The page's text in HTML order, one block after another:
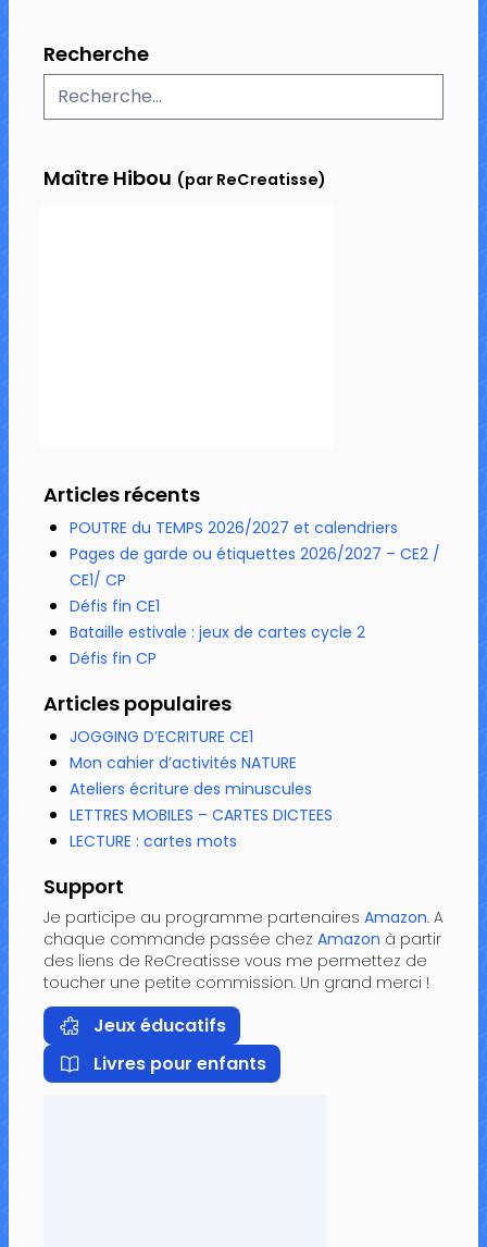
Recherche
Maître Hibou (par ReCreatisse)
Articles récents
POUTRE du TEMPS 2026/2027 et calendriers
Pages de garde ou étiquettes 2026/2027 – CE2 /
CE1/ CP
Défis fin CE1
Bataille estivale : jeux de cartes cycle 2
Défis fin CP
Articles populaires
JOGGING D’ECRITURE CE1
Mon cahier d’activités NATURE
Ateliers écriture des minuscules
LETTRES MOBILES – CARTES DICTEES
LECTURE : cartes mots
Support
Je participe au programme partenaires Amazon. A
chaque commande passée chez Amazon à partir
des liens de ReCreatisse vous me permettez de
toucher une petite commission. Un grand merci !
Jeux éducatifs
Livres pour enfants